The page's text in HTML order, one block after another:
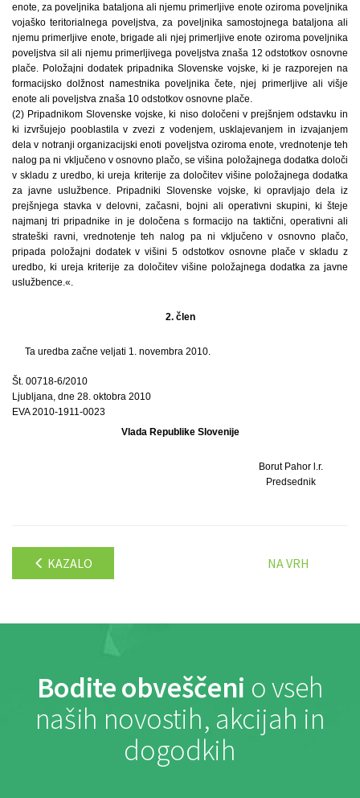
enote, za poveljnika bataljona ali njemu primerljive enote oziroma poveljnika
vojaško teritorialnega poveljstva, za poveljnika samostojnega bataljona ali
njemu primerljive enote, brigade ali njej primerljive enote oziroma poveljnika
poveljstva sil ali njemu primerljivega poveljstva znaša 12 odstotkov osnovne
plače. Položajni dodatek pripadnika Slovenske vojske, ki je razporejen na
formacijsko dolžnost namestnika poveljnika čete, njej primerljive ali višje
enote ali poveljstva znaša 10 odstotkov osnovne plače.
(2) Pripadnikom Slovenske vojske, ki niso določeni v prejšnjem odstavku in
ki izvršujejo pooblastila v zvezi z vodenjem, usklajevanjem in izvajanjem
dela v notranji organizacijski enoti poveljstva oziroma enote, vrednotenje teh
nalog pa ni vključeno v osnovno plačo, se višina položajnega dodatka določi
v skladu z uredbo, ki ureja kriterije za določitev višine položajnega dodatka
za javne uslužbence. Pripadniki Slovenske vojske, ki opravljajo dela iz
prejšnjega stavka v delovni, začasni, bojni ali operativni skupini, ki šteje
najmanj tri pripadnike in je določena s formacijo na taktični, operativni ali
strateški ravni, vrednotenje teh nalog pa ni vključeno v osnovno plačo,
pripada položajni dodatek v višini 5 odstotkov osnovne plače v skladu z
uredbo, ki ureja kriterije za določitev višine položajnega dodatka za javne
uslužbence.«.
2. člen
Ta uredba začne veljati 1. novembra 2010.
Št. 00718-6/2010
Ljubljana, dne 28. oktobra 2010
EVA 2010-1911-0023
Vlada Republike Slovenije
Borut Pahor l.r.
Predsednik
KAZALO NA VRH
Bodite obveščeni o vseh
naših novostih, akcijah in
dogodkih